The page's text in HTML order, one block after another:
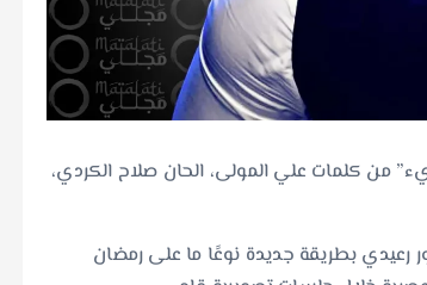
من كلمات علي المولى، الحان صلاح الكردي،
رعيدي بطريقة جديدة نوعًا ما على رمضان